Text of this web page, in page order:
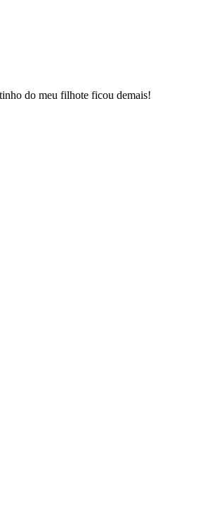
do meu filhote ficou demais!